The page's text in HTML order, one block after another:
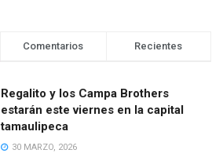
Comentarios Recientes
Regalito y los Campa Brothers
estarán este viernes en la capital
tamaulipeca
30 MARZO, 2026